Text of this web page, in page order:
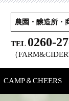
農園・醸造所・
TEL 0260-
（
CAMP＆CHEERS